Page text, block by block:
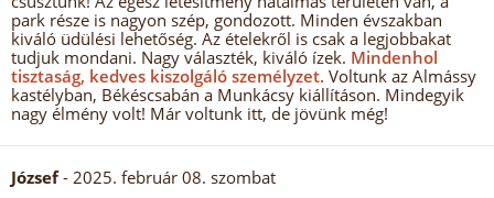
park része is nagyon szép, gondozott. Minden évszakban
kiváló üdülési lehetőség. Az ételekről is csak a legjobbakat
tudjuk mondani. Nagy választék, kiváló ízek. Mindenhol
tisztaság, kedves kiszolgáló személyzet. Voltunk az Almássy
kastélyban, Békéscsabán a Munkácsy kiállításon. Mindegyik
nagy élmény volt! Már voltunk itt, de jövünk még!
József- 2025. február 08. szombat